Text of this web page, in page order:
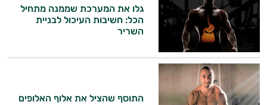
גלו את המערכת שממנה מתחיל
הכל: חשיבות העיכול לבניית
השריר
התוסף שהציל את אלוף האלופים